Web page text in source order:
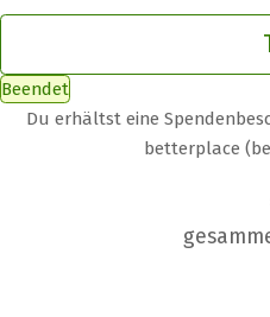
Beendet
Du erhältst eine
betterplace